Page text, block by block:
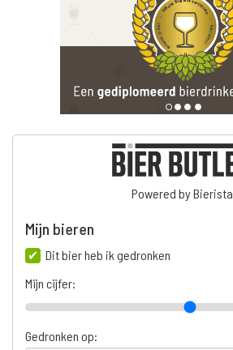
Powered by Bierista
Mijn bieren
Dit bier heb ik gedronken
Mijn cijfer:
Gedronken op: